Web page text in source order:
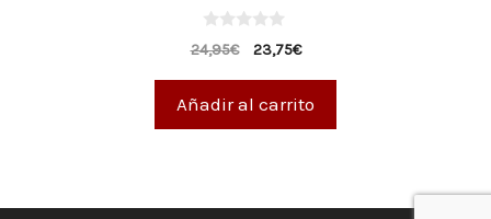
0
d
24,95€ 23,75€
Añadir al carrito